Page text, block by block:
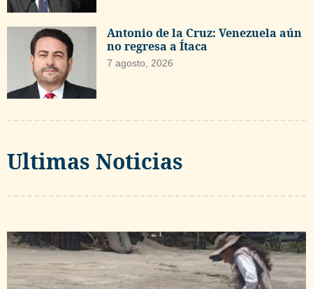
Antonio de la Cruz: Venezuela aún
no regresa a Ítaca
7 agosto, 2026
Ultimas Noticias